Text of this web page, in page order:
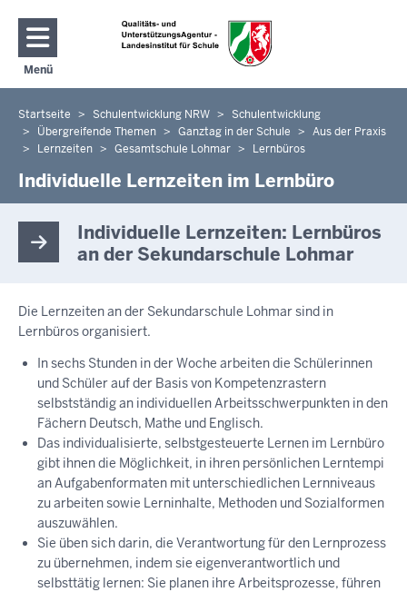
Direkt zum Inhalt
Menü
Navigation aktivieren/deaktivieren: Hauptmenü
Sie
befinden
hier
Startseite Schulentwicklung NRW
Schulentwicklung
Übergreifende Themen
Ganztag in der Schule
Aus der Praxis
Lernzeiten
Gesamtschule Lohmar Lernbüros
Individuelle Lernzeiten im Lernbüro
Individuelle Lernzeiten: Lernbüros
an der Sekundarschule Lohmar
Die Lernzeiten an der Sekundarschule Lohmar sind in
Lernbüros organisiert.
In sechs Stunden in der Woche arbeiten die Schülerinnen
und Schüler auf der Basis von Kompetenzrastern
selbstständig an individuellen Arbeitsschwerpunkten in den
Fächern Deutsch, Mathe und Englisch.
Das individualisierte, selbstgesteuerte Lernen im Lernbüro
gibt ihnen die Möglichkeit, in ihren persönlichen Lerntempi
an Aufgabenformaten mit unterschiedlichen Lernniveaus
zu arbeiten sowie Lerninhalte, Methoden und Sozialformen
auszuwählen.
Sie üben sich darin, die Verantwortung für den Lernprozess
zu übernehmen, indem sie eigenverantwortlich und
selbsttätig lernen: Sie planen ihre Arbeitsprozesse, führen